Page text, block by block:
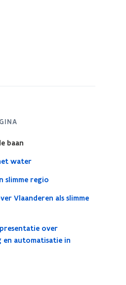
baan
water
slimme regio
Vlaanderen als slimme
over
en automatisatie in